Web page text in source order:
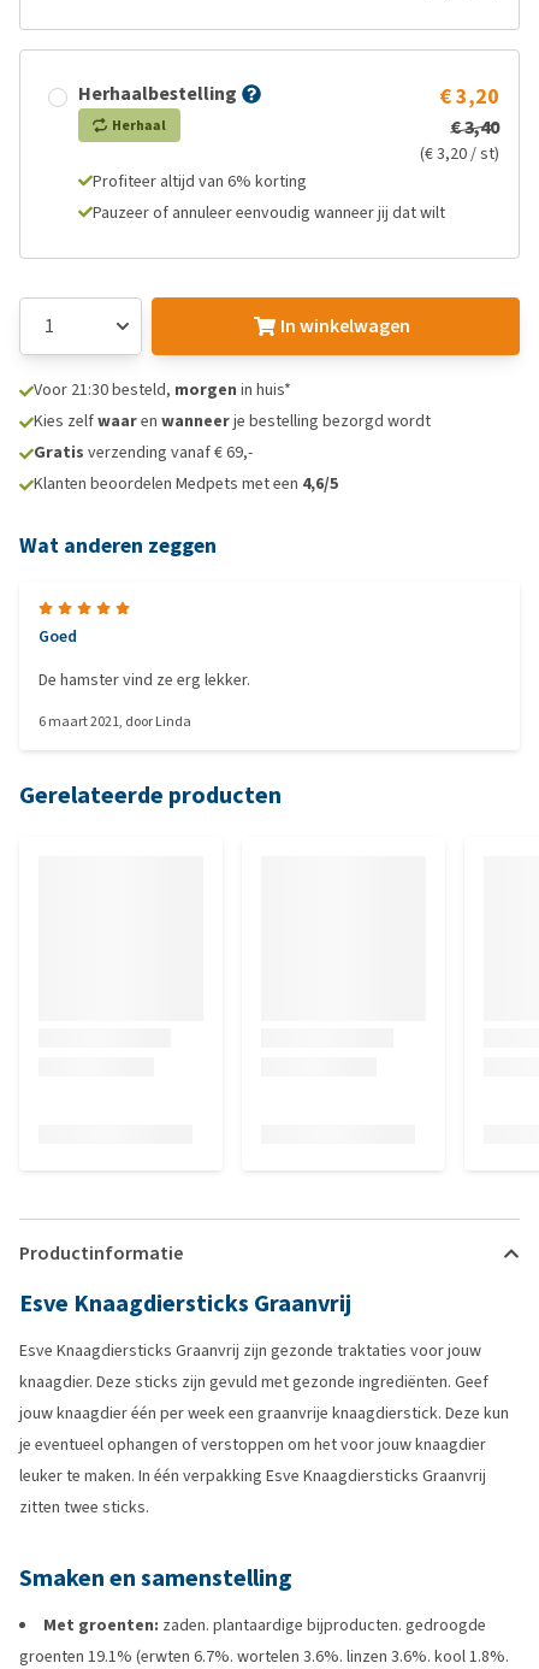
Herhaalbestelling
Herhaal
€ 3,20
€ 3,40
(€ 3,20 / st)
Profiteer altijd van 6% korting
Pauzeer of annuleer eenvoudig wanneer jij dat wilt
In winkelwagen
Voor 21:30 besteld, morgen in huis*
Kies zelfwaaren wanneerje bestelling bezorgd wordt
Gratis verzending vanaf € 69,-
Klanten beoordelen Medpets met een 4,6/5
Wat anderen zeggen
Goed
De hamster vind ze erg lekker.
6 maart 2021, doorLinda
Gerelateerde producten
Productinformatie
Esve Knaagdiersticks Graanvrij
Esve Knaagdiersticks Graanvrij zijn gezonde traktaties voor jouw
knaagdier. Deze sticks zijn gevuld met gezonde ingrediënten. Geef
jouw knaagdier één per week een graanvrije knaagdierstick. Deze kun
je eventueel ophangen of verstoppen om het voor jouw knaagdier
leuker te maken. In één verpakking Esve Knaagdiersticks Graanvrij
zitten twee sticks.
Smaken en samenstelling
Met groenten: zaden. plantaardige bijproducten. gedroogde
groenten 19.1% (erwten 6.7%. wortelen 3.6%. linzen 3.6%. kool 1.8%.